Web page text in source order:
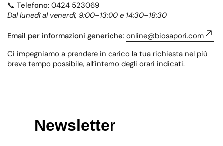
📞 Telefono: 0424 523069
Dal lunedì al venerdì, 9:00–13:00 e 14:30–18:30
Email per informazioni generiche: online@biosapori.com
Ci impegniamo a prendere in carico la tua richiesta nel più
breve tempo possibile, all’interno degli orari indicati.
Newsletter